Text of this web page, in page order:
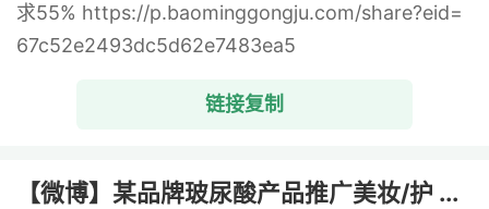
求55% https://p.baominggongju.com/share?eid=
67c52e2493dc5d62e7483ea5
链接复制
【微博】某品牌玻尿酸产品推广美妆/护 ...